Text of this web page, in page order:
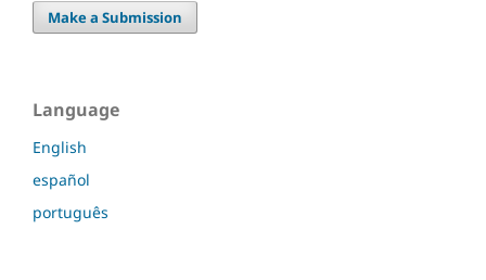
Make a Submission
Language
English
español
português